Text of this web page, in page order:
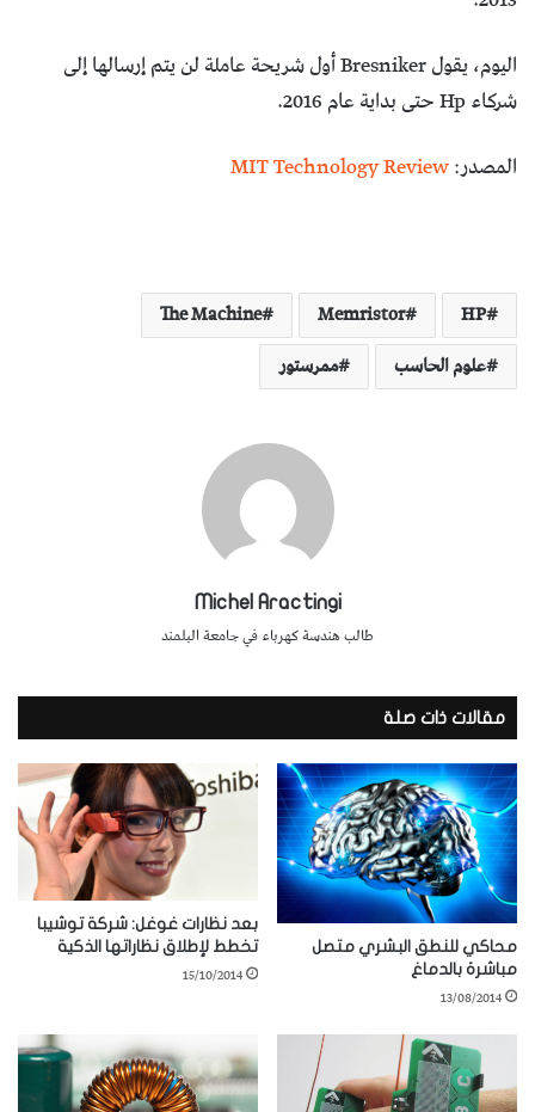
اليوم، يقول Bresniker أول شريحة عاملة لن يتم إرسالها إلى
شركاء Hp حتى بداية عام 2016.
المصدر:MIT Technology Review
HP
Memristor
The Machine
علوم الحاسب
ممرستور
Michel Aractingi
طالب هندسة كهرباء في جامعة البلمند
مقالات ذات صلة
محاكي للنطق البشري متصل
مباشرة بالدماغ
13/08/2014
بعد نظارات غوغل: شركة توشيبا
تخطط لإطلاق نظاراتها الذكية
15/10/2014